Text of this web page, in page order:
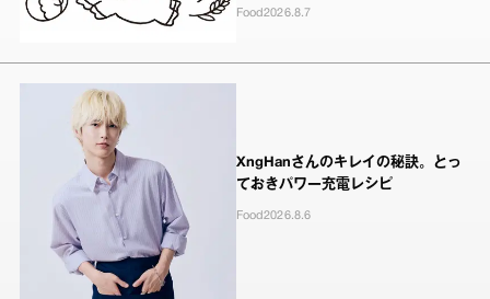
Food2026.8.7
XngHanさんのキレイの秘訣。とっ
ておきパワー充電レシピ
Food2026.8.6